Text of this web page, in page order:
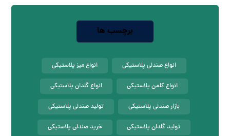
برچسب ها
انواع صندلی پلاستیکی انواع میز پلاستیکی
انواع کلمن پلاستیکی انواع گلدان پلاستیکی
بازار صندلی پلاستیکی تولید صندلی پلاستیکی
تولید گلدان پلاستیکی خرید صندلی پلاستیکی